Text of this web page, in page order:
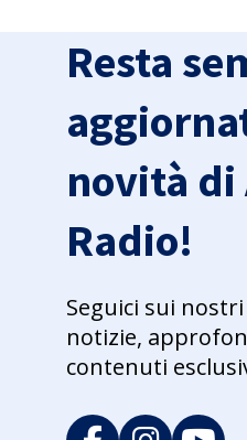
Resta
novità di
Radio!
Seguici sui
notizie,
contenuti